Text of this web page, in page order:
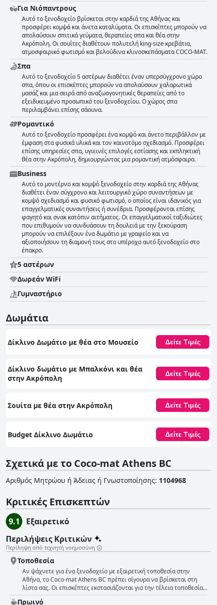
Για Νιόπαντρους
Αυτό το ξενοδοχείο βρίσκεται στην καρδιά της Αθήνας και
προσφέρει κομψά και άνετα καταλύματα. Οι επισκέπτες μπορούν να
απολαύσουν σπιτικά γεύματα, θεραπείες σπα και θέα στην
Ακρόπολη. Οι σουίτες διαθέτουν πολυτελή king-size κρεβάτια,
ατμοσφαιρικό φωτισμό και βελούδινα κλινοσκεπάσματα COCO-MAT.
Σπα
Αυτό το ξενοδοχείο 5 αστέρων διαθέτει έναν υπερσύγχρονο χώρο
σπα, όπου οι επισκέπτες μπορούν να απολαύσουν χαλαρωτικά
μασάζ και μια σειρά από αναζωογονητικές θεραπείες από το
εξειδικευμένο προσωπικό του ξενοδοχείου. Ο χώρος σπα
περιλαμβάνει επίσης σάουνα.
Ρομαντικό
Αυτό το ξενοδοχείο προσφέρει ένα κομψό και άνετο περιβάλλον με
έμφαση στα φυσικά υλικά και τον καινοτόμο σχεδιασμό. Προσφέρει
επίσης υπηρεσίες σπα, υγιεινές επιλογές εστίασης και εκπληκτική
θέα στην Ακρόπολη, δημιουργώντας μια ρομαντική ατμόσφαιρα.
Business
Αυτό το μοντέρνο και κομψό ξενοδοχείο στην καρδιά της Αθήνας
διαθέτει έναν σύγχρονο και λειτουργικό χώρο συναντήσεων με
κομψό σχεδιασμό και φυσικό φωτισμό, ο οποίος είναι ιδανικός για
επαγγελματικές συναντήσεις ή συνέδρια. Προσφέρονται επίσης
φαγητό και σνακ κατόπιν αιτήματος. Οι επαγγελματικοί ταξιδιώτες
που επιθυμούν να συνδυάσουν τη δουλειά με την ξεκούραση
μπορούν να επιλέξουν ένα δωμάτιο με γραφείο και να
αξιοποιήσουν τη διαμονή τους στο υπέροχο αυτό ξενοδοχείο στο
έπακρο.
5 αστέρων
Δωρεάν WiFi
Γυμναστήριο
Δωμάτια
Δίκλινο Δωμάτιο με θέα στο Μουσείο Δείτε Τιμές
Δίκλινο δωμάτιο με Μπαλκόνι και θέα
στην Ακρόπολη
Δείτε Τιμές
Σουίτα με θέα στην Ακρόπολη Δείτε Τιμές
Budget Δίκλινο Δωμάτιο Δείτε Τιμές
Σχετικά με το Coco-mat Athens BC
Αριθμός Μητρώου ή Άδειας ή Γνωστοποίησης: 1104968
Κριτικές Επισκεπτών
9.1
Εξαιρετικό
Περιλήψεις Κριτικών
Περίληψη από τεχνητή νοημοσύνη
Τοποθεσία
Αν ψάχνετε για ένα ξενοδοχείο με εξαιρετική τοποθεσία στην
Αθήνα, το Coco-mat Athens BC πρέπει σίγουρα να βρίσκεται στη
λίστα σας. Οι επισκέπτες εκστασιάζονται για την τέλεια τοποθεσία,
ενώ κάποιοι λένε ακόμη ότι δεν θα μπορούσατε να βρείτε καλύτερη
Πρωινό